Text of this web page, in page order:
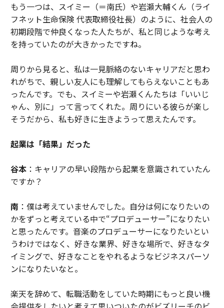
もう一つは、スイミー（＝南氏）や岩瀬大輔くん（ライ
フネット生命保険 代表取締役社長）のように、社会人の
初期段階で仲良くなった人たちが、私と同じような考え
を持っていたのが大きかったですね。
周りから見ると、私は一見脈絡のないキャリアだと思わ
れがちで、親しい友人にも理解してもらえないこともあ
ったんです。でも、スイミーや岩瀬くんたちは「いいじ
ゃん、別に」って言ってくれた。周りにいる彼らが楽し
そうだから、私も好きに生きようって思えたんです。
起業は「結果」だった
谷本：キャリアの早い段階から起業を意識されていたん
ですか？
南 ：僕は考えていませんでした。自分は何になりたいの
かをずっと考えている中で“プロデューサー”になりたい
と思ったんです。音楽のプロデューサーになりたいとい
うわけではなく、好きな業界、好きな場所で、好きなタ
イミングで、好きなことをやれるようなビジネスパーソ
ンになりたいなと。
楽天を辞めて、転職活動をしていた時期にもっと良い機